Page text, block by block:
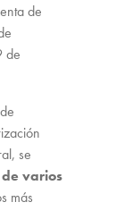
de
de
se
varios
más